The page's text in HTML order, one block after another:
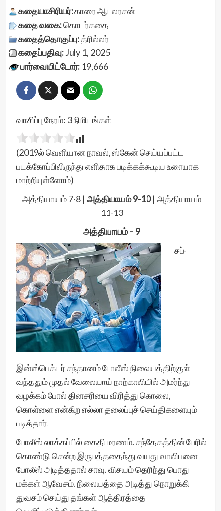
கதையாசிரியர்:காரை ஆடலரசன்
கதை வகை:தொடர்கதை
கதைத்தொகுப்பு:த்ரில்லர்
கதைப்பதிவு:July 1, 2025
பார்வையிட்டோர்:19,666
வாசிப்பு நேரம்: 3நிமிடங்கள்
(2019ல் வெளியான நாவல், ஸ்கேன் செய்யப்பட்ட
படக்கோப்பிலிருந்து எளிதாக படிக்கக்கூடிய உரையாக
மாற்றியுள்ளோம்)
அத்தியாயம் 7-8 | அத்தியாயம் 9-10| அத்தியாயம்
11-13
அத்தியாயம் – 9
சப்-
இன்ஸ்பெக்டர் சந்தானம் போலீஸ் நிலையத்திற்குள்
வந்ததும் முதல் வேலையாய் நாற்காலியில் அமர்ந்து
வழக்கம் போல் தினசரியை விரித்து கொலை,
கொள்ளை என்கிற எல்லா தலைப்புச் செய்திகளையும்
படித்தார்.
போலீஸ் லாக்கப்பில் கைதி மரணம். சந்தேகத்தின் பேரில்
கொண்டு சென்ற இருபத்ததைந்து வயது வாலிபனை
போலீஸ் அடித்ததால் சாவு. விசயம் தெரிந்து பொது
மக்கள் ஆவேசம். நிலையத்தை அடித்து நொறுக்கி
துவசம் செய்து தங்கள் ஆத்திரத்தை